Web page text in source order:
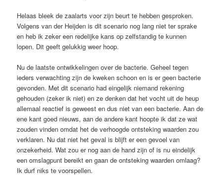
Helaas bleek de zaalarts voor zijn beurt te hebben gesproken.
Volgens van der Heijden is dit scenario nog lang niet ter sprake
en heb ik zeker een redelijke kans op zelfstandig te kunnen
lopen. Dit geeft gelukkig weer hoop.
Nu de laatste ontwikkelingen over de bacterie. Geheel tegen
ieders verwachting zijn de kweken schoon en is er geen bacterie
gevonden. Met dit scenario had eingelijk niemand rekening
gehouden (zeker ik niet) en ze denken dat het vocht uit de heup
allemaal reactief is geweest en dus niet van een bacterie. Aan de
ene kant goed nieuws, aan de andere kant hoopte ik dat ze wat
zouden vinden omdat het de verhoogde ontsteking waarden zou
verklaren. Nu dat niet het geval is blijft er een gevoel van
onzekerheid. Wat zou er nog aan de hand zijn of is nu eindelijk
een omslagpunt bereikt en gaan de ontsteking waarden omlaag?
Ik durf niks te voorspellen.